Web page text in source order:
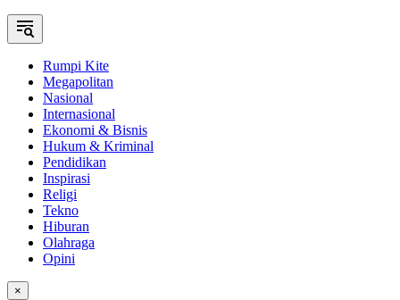
Rumpi Kite
Megapolitan
Nasional
Internasional
Ekonomi & Bisnis
Hukum & Kriminal
Pendidikan
Inspirasi
Religi
Tekno
Hiburan
Olahraga
Opini
×